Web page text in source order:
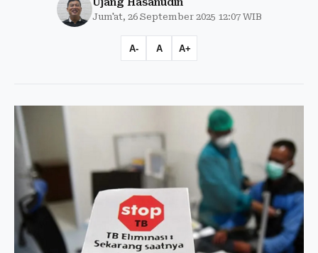
Jum'at, 26 September 2025 12:07 WIB
A- A A+